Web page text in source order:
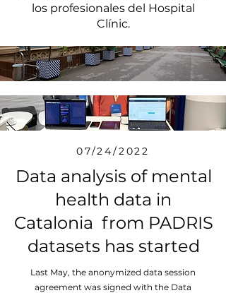
los profesionales del Hospital
Clínic.
07/24/2022
Data analysis of mental
health data in
Catalonia from PADRIS
datasets has started
Last May, the anonymized data session
agreement was signed with the Data